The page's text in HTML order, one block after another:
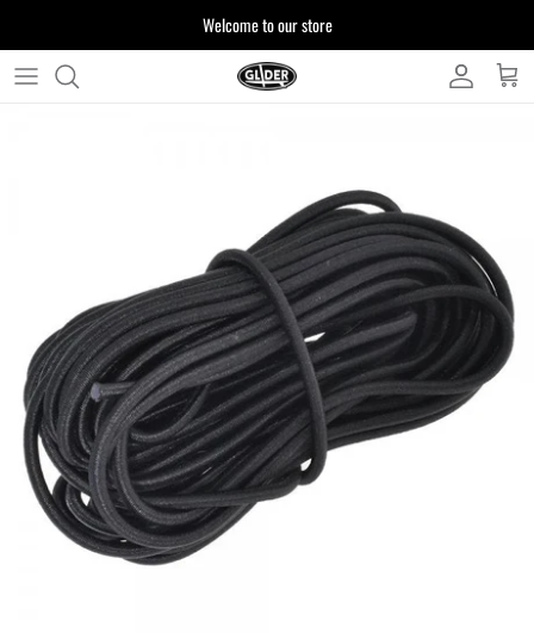
ッ
Welcome to our store
注文について 製品について